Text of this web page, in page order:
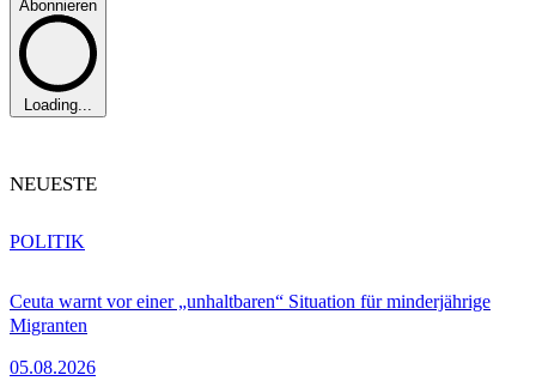
Abonnieren
Loading...
NEUESTE
Ceuta warnt vor einer „unhaltbaren“ Situation für minderjährige
Migranten
05.08.2026
POLITIK